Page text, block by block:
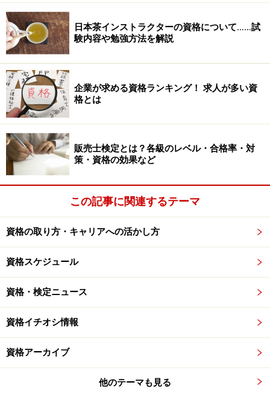
日本茶インストラクターの資格について……試
験内容や勉強方法を解説
企業が求める資格ランキング！ 求人が多い資
格とは
販売士検定とは？各級のレベル・合格率・対
策・資格の効果など
この記事に関連するテーマ
資格の取り方・キャリアへの活かし方
資格スケジュール
資格・検定ニュース
資格イチオシ情報
資格アーカイブ
他のテーマも見る